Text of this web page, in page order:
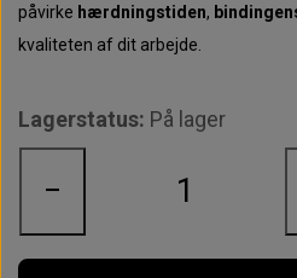
Perfect Promade XS
Perfect Promade XL
Perfect Promade XL
Trænings
påvirke hærdningstiden,
kvaliteten af dit arbejde.
Lagerstatus: På lager
−